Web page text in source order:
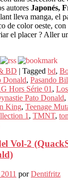
autores Japonés,
lleva manga, el
de color oeste, con
el placer ? Aller
BD | Tagged bd,
Donald, Pasando
Hors Série 01 ,
Pato Donald,
King, Teenage
1 , TMNT,
Vol-2
porDentifritz